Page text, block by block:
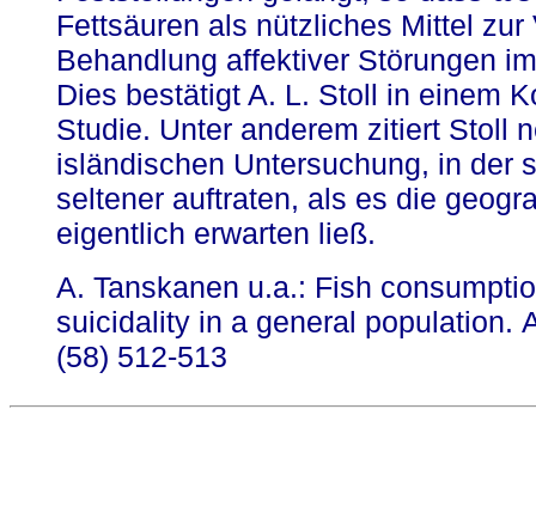
Fettsäuren als nützliches Mittel zur
Behandlung affektiver Störungen
Dies bestätigt A. L. Stoll in einem
Studie. Unter anderem zitiert Stoll
isländischen Untersuchung, in der
seltener auftraten, als es die
eigentlich erwarten ließ.
A. Tanskanen u.a.: Fish
suicidality in a general population.
(58) 512-513